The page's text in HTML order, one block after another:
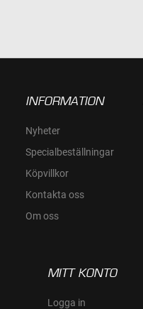
INFORMATION
Nyheter
Specialbeställningar
Köpvillkor
Kontakta oss
Om oss
MITT KONTO
Logga in